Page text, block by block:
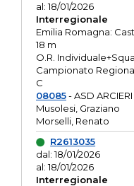
al: 18/01/2026
Interregionale
Emilia Romagna:
18 m
O.R.
Campionato
C
08085- ASD
Musolesi, Graziano
Morselli, Renato
R2613035
dal: 18/01/2026
al: 18/01/2026
Interregionale